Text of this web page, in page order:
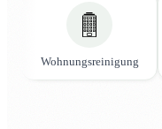
Wohnungsreinigung